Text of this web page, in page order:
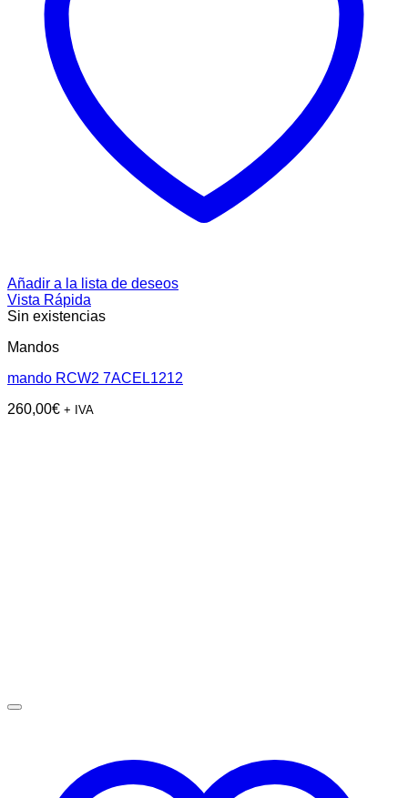
Añadir a la lista de deseos
Vista Rápida
Sin existencias
Mandos
mando RCW2 7ACEL1212
260,00€ + IVA